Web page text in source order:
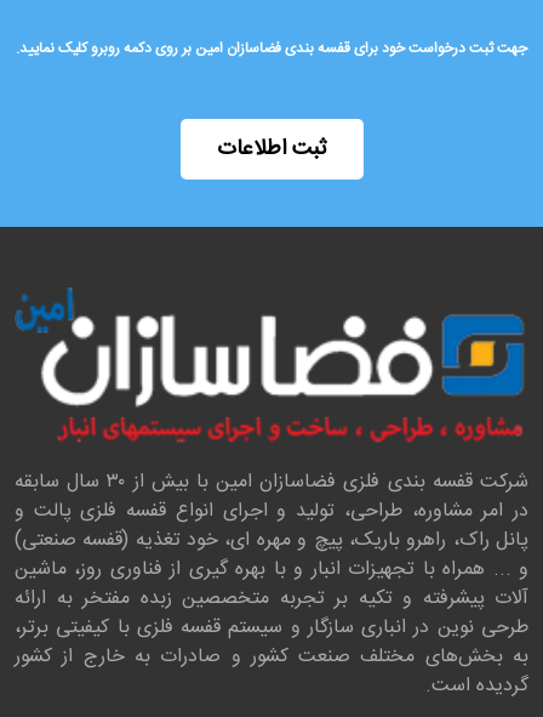
جهت ثبت درخواست خود برای قفسه بندی فضاسازان امین بر روی دکمه روبرو کلیک نمایید.
ثبت اطلاعات
شرکت قفسه بندی فلزی فضاسازان امین با بیش از ۳۰ سال سابقه
در امر مشاوره، طراحی، تولید و اجرای انواع قفسه فلزی پالت و
پانل راک، راهرو باریک، پیچ و مهره ای، خود تغذیه (قفسه صنعتی)
و ... همراه با تجهیزات انبار و با بهره گیری از فناوری روز، ماشین
آلات پیشرفته و تکیه بر تجربه متخصصین زبده مفتخر به ارائه
طرحی نوین در انباری سازگار و سیستم قفسه فلزی با کیفیتی بر‌تر،
به بخش‌های مختلف صنعت کشور و صادرات به خارج از کشور
گردیده است.